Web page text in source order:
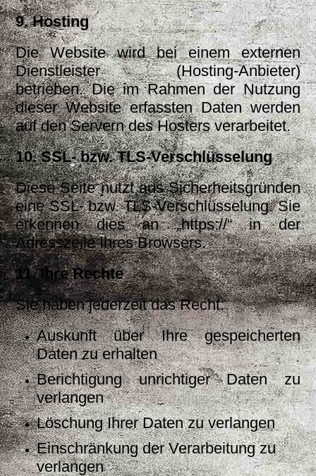
9. Hosting
Die Website wird bei einem externen
Dienstleister (Hosting-Anbieter)
betrieben. Die im Rahmen der Nutzung
dieser Website erfassten Daten werden
auf den Servern des Hosters verarbeitet.
10. SSL- bzw. TLS-Verschlüsselung
Diese Seite nutzt aus Sicherheitsgründen
eine SSL- bzw. TLS-Verschlüsselung. Sie
erkennen dies an „https://“ in der
Adresszeile Ihres Browsers.
11. Ihre Rechte
Sie haben jederzeit das Recht:
Auskunft über Ihre gespeicherten
Daten zu erhalten
Berichtigung unrichtiger Daten zu
verlangen
Löschung Ihrer Daten zu verlangen
Einschränkung der Verarbeitung zu
verlangen